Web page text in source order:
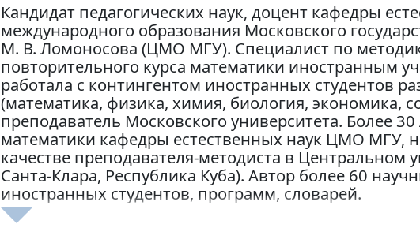
Кандидат педагогических наук, доцент кафедры
международного образования Московского
М. В. Ломоносова (ЦМО МГУ). Специалист по
повторительного курса математики иностранным
работала с контингентом иностранных студентов
(математика, физика, химия, биология, экономика,
преподаватель Московского университета. Более
математики кафедры естественных наук ЦМО МГУ,
качестве преподавателя-методиста в Центральном
Санта-Клара, Республика Куба). Автор более 60
иностранных студентов, программ, словарей.